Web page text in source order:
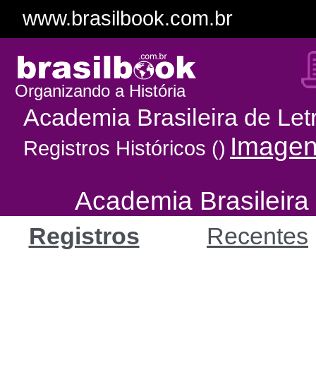
www.brasilbook.com.br
Organizando a História
Academia Brasileira de
Registros Históricos ()
Academia
Registros Recentes